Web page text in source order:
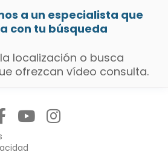
a un especialista que
con tu búsqueda
localización o busca
ofrezcan vídeo consulta.